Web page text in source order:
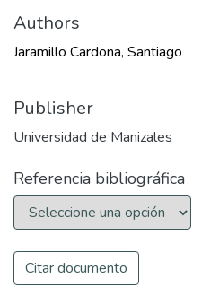
Authors
Jaramillo Cardona, Santiago
Publisher
Universidad de Manizales
Referencia bibliográfica
Citar documento